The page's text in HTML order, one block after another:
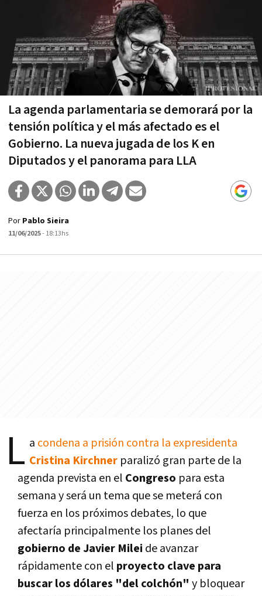
La agenda parlamentaria se demorará por la
tensión política y el más afectado es el
Gobierno. La nueva jugada de los K en
Diputados y el panorama para LLA
Por Pablo Sieira
11/06/2025- 18:13hs
L a condena a prisión contra la expresidenta
Cristina Kirchner paralizó gran parte de la
agenda prevista en el Congreso para esta
semana y será un tema que se meterá con
fuerza en los próximos debates, lo que
afectaría principalmente los planes del
gobierno de Javier Milei de avanzar
rápidamente con el proyecto clave para
buscar los dólares "del colchón" y bloquear